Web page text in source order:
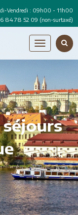
Vendredi : 09h00 - 11h00
84 78 52 09 (non-surtaxé)